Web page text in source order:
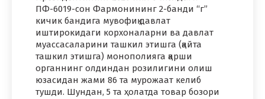
ПФ-6019-сон Фармонининг 2-банди “г”
кичик бандига мувофиқ давлат
иштирокидаги корхоналарни ва давлат
муассасаларини ташкил этишга (қайта
ташкил этишга) монополияга қарши
органнинг олдиндан розилигини олиш
юзасидан жами 86 та мурожаат келиб
тушди. Шундан, 5 та ҳолатда товар бозори